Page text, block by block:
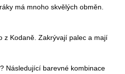
má mnoho skvělých obměn.
z Kodaně. Zakrývají palec a mají
Následující barevné kombinace